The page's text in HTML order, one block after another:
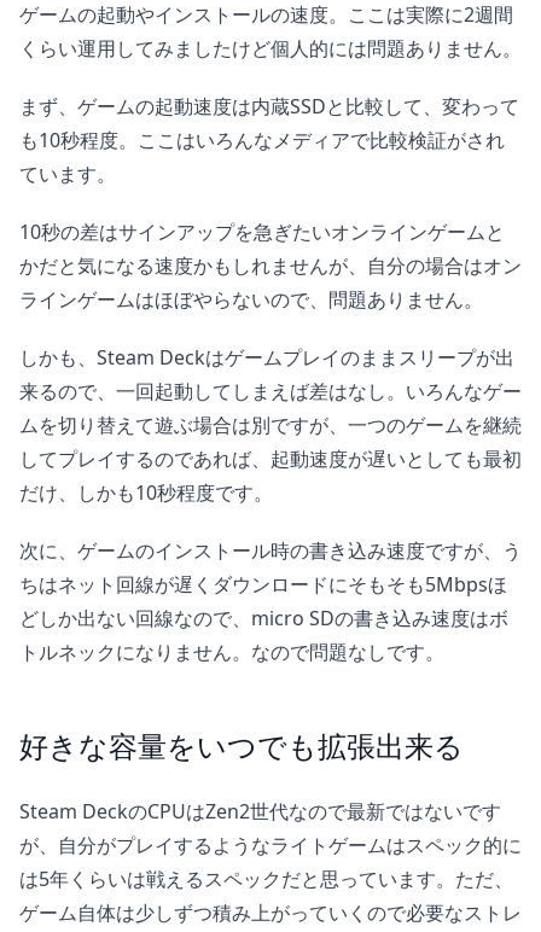
ゲームの起動やインストールの速度。ここは実際に2週間
くらい運用してみましたけど個人的には問題ありません。
まず、ゲームの起動速度は内蔵SSDと比較して、変わって
も10秒程度。ここはいろんなメディアで比較検証がされ
ています。
10秒の差はサインアップを急ぎたいオンラインゲームと
かだと気になる速度かもしれませんが、自分の場合はオン
ラインゲームはほぼやらないので、問題ありません。
しかも、Steam Deckはゲームプレイのままスリープが出
来るので、一回起動してしまえば差はなし。いろんなゲー
ムを切り替えて遊ぶ場合は別ですが、一つのゲームを継続
してプレイするのであれば、起動速度が遅いとしても最初
だけ、しかも10秒程度です。
次に、ゲームのインストール時の書き込み速度ですが、う
ちはネット回線が遅くダウンロードにそもそも5Mbpsほ
どしか出ない回線なので、micro SDの書き込み速度はボ
トルネックになりません。なので問題なしです。
好きな容量をいつでも拡張出来る
Steam DeckのCPUはZen2世代なので最新ではないです
が、自分がプレイするようなライトゲームはスペック的に
は5年くらいは戦えるスペックだと思っています。ただ、
ゲーム自体は少しずつ積み上がっていくので必要なストレ